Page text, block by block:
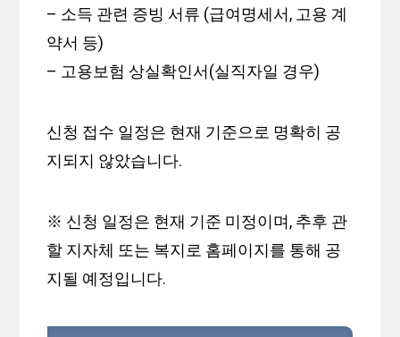
– 소득 관련 증빙 서류 (급여명세서, 고용 계
약서 등)
– 고용보험 상실확인서(실직자일 경우)
신청 접수 일정은 현재 기준으로 명확히 공
지되지 않았습니다.
※ 신청 일정은 현재 기준 미정이며, 추후 관
할 지자체 또는 복지로 홈페이지를 통해 공
지될 예정입니다.